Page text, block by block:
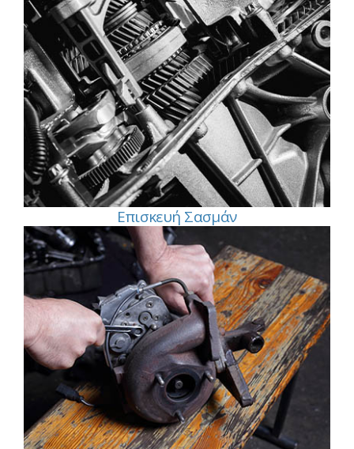
Επισκευή Σασμάν